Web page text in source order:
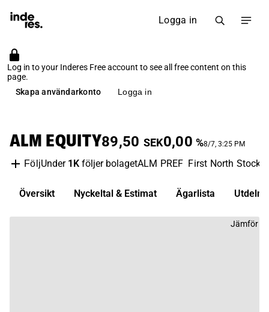
Logga in
Log in to your Inderes Free account to see all free content on this
page.
Skapa användarkonto
Logga in
ALM EQUITY89,50 SEK0,00 %8/7, 3:25 PM
FöljUnder 1K följer bolagetALM PREF First North
Översikt Nyckeltal & Estimat Ägarlista
Jämför